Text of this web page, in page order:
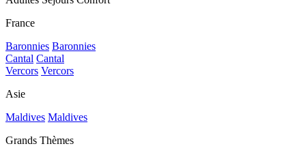
France
Baronnies Baronnies
Cantal Cantal
Vercors Vercors
Asie
Maldives Maldives
Grands Thèmes